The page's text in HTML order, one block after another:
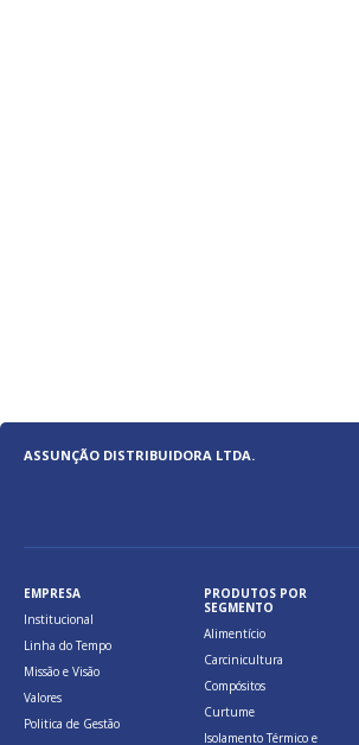
ASSUNÇÃO DISTRIBUIDORA LTDA.
EMPRESA
Institucional
Linha do Tempo
Missão e Visão
Valores
Politica de Gestão
PRODUTOS POR
SEGMENTO
Alimentício
Carcinicultura
Compósitos
Curtume
Isolamento Térmico e